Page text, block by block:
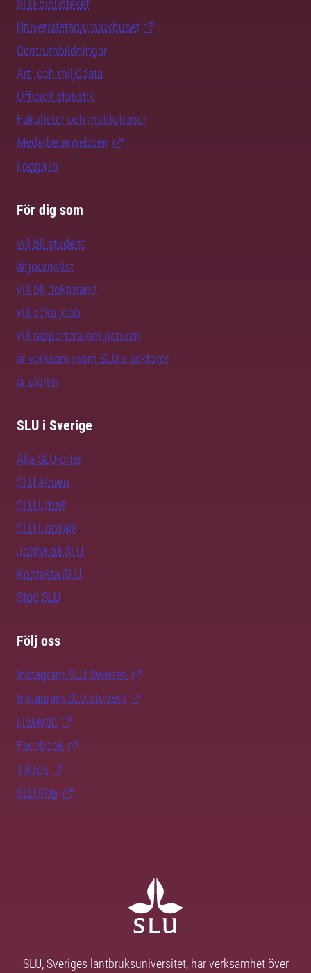
SLU-biblioteket
Universitetsdjursjukhuset
Centrumbildningar
Art- och miljödata
Officiell statistik
Fakulteter och institutioner
Medarbetarwebben
Logga in
För dig som
vill bli student
är journalist
vill bli doktorand
vill söka jobb
vill rapportera om naturen
är verksam inom SLU:s sektorer
är alumn
SLU i Sverige
Alla SLU-orter
SLU Alnarp
SLU Umeå
SLU Uppsala
Jobba på SLU
Kontakta SLU
Stöd SLU
Följ oss
Instagram SLU.Sweden
Instagram SLU.student
LinkedIn
Facebook
TikTok
SLU Play
SLU, Sveriges lantbruksuniversitet, har verksamhet över